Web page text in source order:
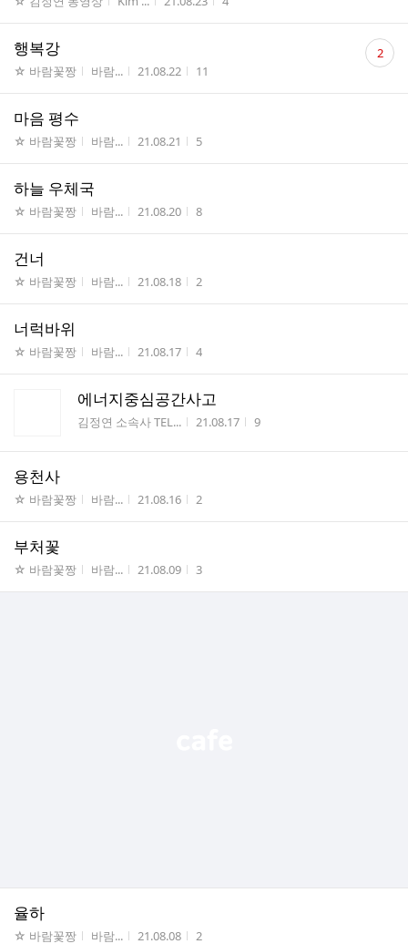
행복강
게시판명
☆ 바람꽃짱 작성자
바람... 작성시간
21.08.22 조회수
11
댓
글 2
마음 평수
게시판명
☆ 바람꽃짱 작성자
바람... 작성시간
21.08.21 조회수
5
하늘 우체국
게시판명
☆ 바람꽃짱 작성자
바람... 작성시간
21.08.20 조회수
8
건너
게시판명
☆ 바람꽃짱 작성자
바람... 작성시간
21.08.18 조회수
2
너럭바위
게시판명
☆ 바람꽃짱 작성자
바람... 작성시간
21.08.17 조회수
4
에너지중심공간사고
게시판명
김정연 소속사 TEL... 작성시간
21.08.17 조회수
9
용천사
게시판명
☆ 바람꽃짱 작성자
바람... 작성시간
21.08.16 조회수
2
부처꽃
게시판명
☆ 바람꽃짱 작성자
바람... 작성시간
21.08.09 조회수
3
율하
게시판명
☆ 바람꽃짱 작성자
바람... 작성시간
21.08.08 조회수
2